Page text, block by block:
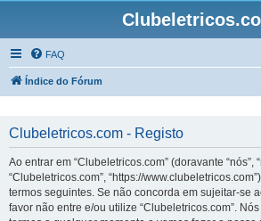
FAQ
Índice do Fórum
Clubeletricos.com - Registo
Ao entrar em “Clubeletricos.com” (doravante “nós”,
“Clubeletricos.com”, “https://
termos seguintes. Se não concorda em sujeitar-se
favor não entre e/ou utilize “Clubeletricos.com”.